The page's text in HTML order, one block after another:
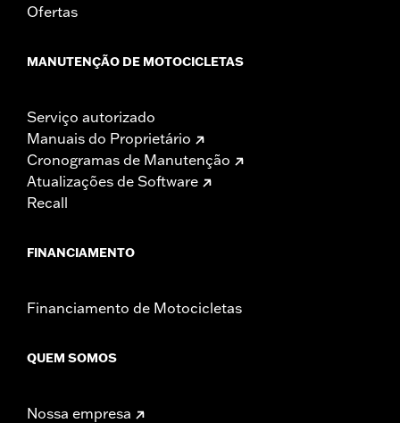
Ofertas
MANUTENÇÃO DE MOTOCICLETAS
Serviço autorizado
Manuais do Proprietário
Cronogramas de Manutenção
Atualizações de Software
Recall
FINANCIAMENTO
Financiamento de Motocicletas
QUEM SOMOS
Nossa empresa